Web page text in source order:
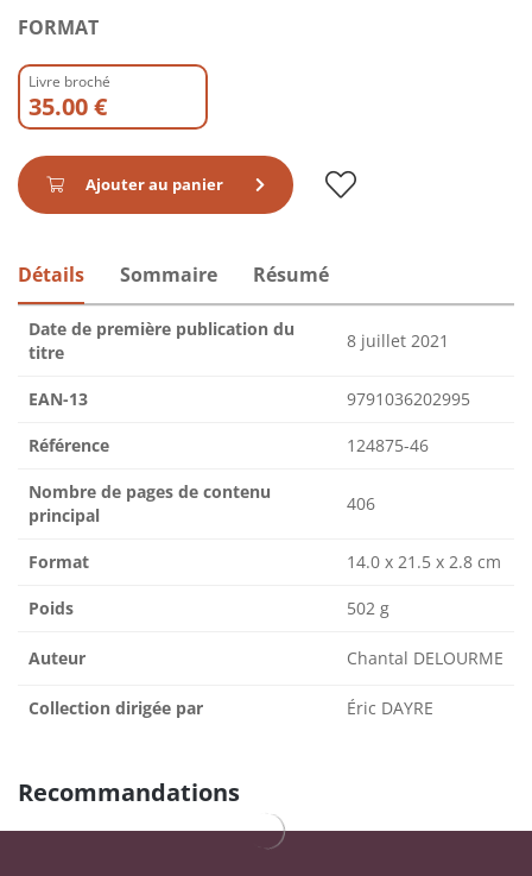
FORMAT
Livre broché
35.00 €
Ajouter au panier
Détails Sommaire Résumé
Date de première publication du
titre
8 juillet 2021
EAN-13 9791036202995
Référence 124875-46
Nombre de pages de contenu
principal
406
Format 14.0 x 21.5 x 2.8 cm
Poids 502 g
Auteur Chantal DELOURME
Collection dirigée par Éric DAYRE
Recommandations